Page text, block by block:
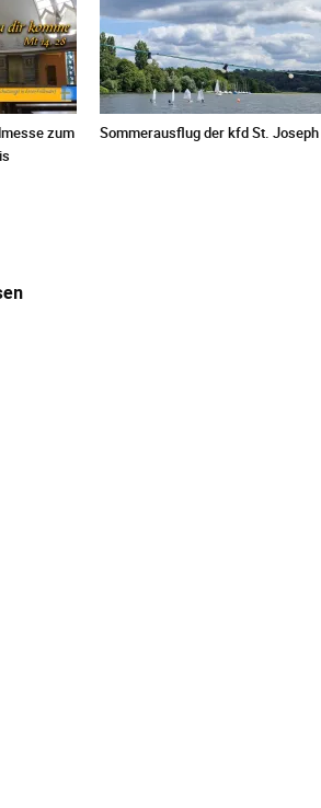
zum
Sommerausflug der kfd St. Joseph